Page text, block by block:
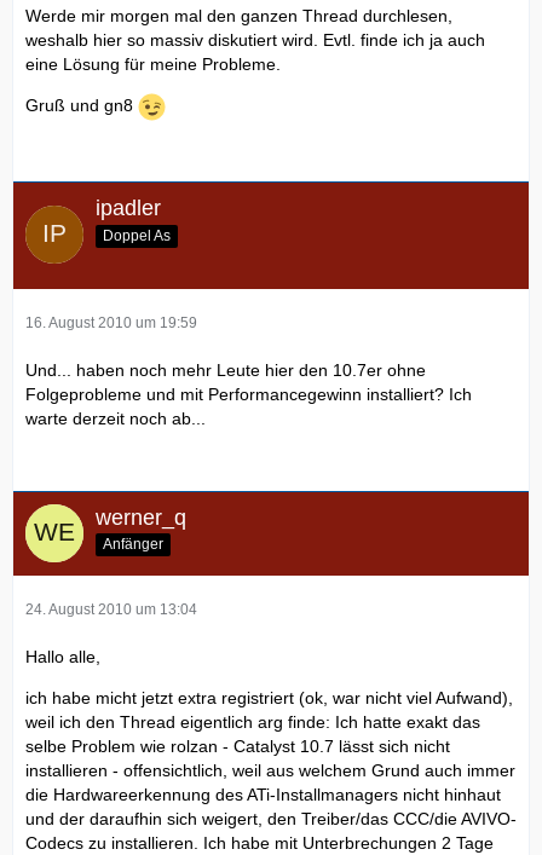
Werde mir morgen mal den ganzen Thread durchlesen,
weshalb hier so massiv diskutiert wird. Evtl. finde ich ja auch
eine Lösung für meine Probleme.
Gruß und gn8
ipadler
Doppel As
16. August 2010 um 19:59
Und... haben noch mehr Leute hier den 10.7er ohne
Folgeprobleme und mit Performancegewinn installiert? Ich
warte derzeit noch ab...
werner_q
Anfänger
24. August 2010 um 13:04
Hallo alle,
ich habe micht jetzt extra registriert (ok, war nicht viel Aufwand),
weil ich den Thread eigentlich arg finde: Ich hatte exakt das
selbe Problem wie rolzan - Catalyst 10.7 lässt sich nicht
installieren - offensichtlich, weil aus welchem Grund auch immer
die Hardwareerkennung des ATi-Installmanagers nicht hinhaut
und der daraufhin sich weigert, den Treiber/das CCC/die AVIVO-
Codecs zu installieren. Ich habe mit Unterbrechungen 2 Tage